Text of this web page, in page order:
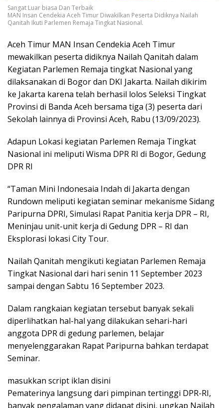
Sangat Luar biasa Dan Terbaik
MAN Insan Cendekia Aceh Timur Diwakilkan Peserta Didiknya Nailah
Qanitah Ikuti Parlemen Remaja Tingkat Nasional.
Aceh Timur MAN Insan Cendekia Aceh Timur
mewakilkan peserta didiknya Nailah Qanitah dalam
Kegiatan Parlemen Remaja tingkat Nasional yang
dilaksanakan di Bogor dan DKI Jakarta. Nailah dikirim
ke Jakarta karena telah berhasil lolos Seleksi Tingkat
Provinsi di Banda Aceh bersama tiga (3) peserta dari
Sekolah lainnya di Provinsi Aceh, Rabu (13/09/2023).
Adapun Lokasi kegiatan Parlemen Remaja Tingkat
Nasional ini meliputi Wisma DPR RI di Bogor, Gedung
DPR RI
“Taman Mini Indonesaia Indah di Jakarta dengan
Rundown meliputi kegiatan seminar mekanisme Sidang
Paripurna DPRI, Simulasi Rapat Panitia kerja DPR – RI,
Meninjau unit-unit kerja di Gedung DPR – RI dan
Eksplorasi lokasi City Tour.
Nailah Qanitah mengikuti kegiatan Parlemen Remaja
Tingkat Nasional dari hari senin 11 September 2023
sampai dengan Sabtu 16 September 2023.
Dalam rangkaian kegiatan tersebut banyak sekali
diperlihatkan hal-hal yang dilakukan sehari-hari
anggota DPR di gedung parlemen, belajar
menyelenggarakan Rapat Paripurna bahkan terdapat
Seminar.
masukkan script iklan disini
Pematerinya langsung dari pimpinan tertinggi DPR-RI,
banyak pengalaman yang didapat disini, ungkap Nailah